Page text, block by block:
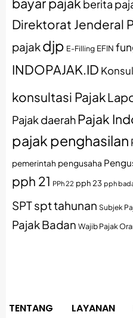
bayar pajak berita
Direktorat Jenderal
pajakdjp E-Filling EFIN
INDOPAJAK.ID
konsultasi Pajak
Pajak daerahPajak
pajak penghasilan
pemerintah pengusaha
pph 21 PPh 22 pph 23 pph
SPTspt tahunan Subjek
Pajak Badan Wajib Pajak
TENTANG
LAYANAN